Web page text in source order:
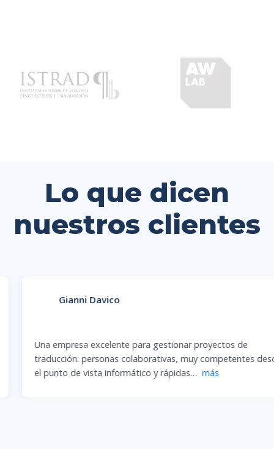
Lo que dicen
nuestros clientes
Gianni Davico
Una empresa excelente para gestionar proyectos de
traducción: personas colaborativas, muy competentes desde
el punto de vista informático y rápidas… más